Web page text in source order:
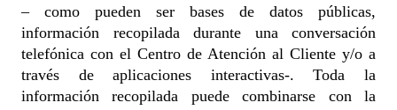
– como pueden ser bases de datos públicas,
información recopilada durante una conversación
telefónica con el Centro de Atención al Cliente y/o a
través de aplicaciones interactivas-. Toda la
información recopilada puede combinarse con la